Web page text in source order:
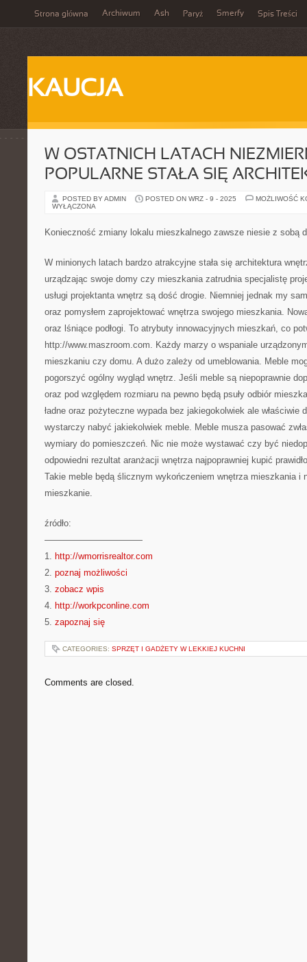
Strona główna Archiwum Ash Paryż Smerfy Spis Treści
KAUCJA
W OSTATNICH LATACH
POPULARNE STAŁA SIĘ
POSTED BY ADMIN POSTED ON WRZ - 9 - 2025
MOŻLIWOŚĆ
WYŁĄCZONA
Konieczność zmiany lokalu mieszkalnego zawsze niesie z sobą
W minionych latach bardzo atrakcyjne stała się architektura
urządzając swoje domy czy mieszkania zatrudnia specjalistę
usługi projektanta wnętrz są dość drogie. Niemniej jednak my
oraz pomysłem zaprojektować wnętrza swojego mieszkania.
oraz lśniące podłogi. To atrybuty innowacyjnych mieszkań, co
http://www.maszroom.com. Każdy marzy o wspaniale
mieszkaniu czy domu. A dużo zależy od umeblowania. Meble
pogorszyć ogólny wygląd wnętrz. Jeśli meble są niepoprawnie
oraz pod względem rozmiaru na pewno będą psuły odbiór
ładne oraz pożyteczne wypada bez jakiegokolwiek ale właściwie
wystarczy nabyć jakiekolwiek meble. Meble musza pasować
wymiary do pomieszczeń. Nic nie może wystawać czy być
odpowiedni rezultat aranżacji wnętrza najpoprawniej kupić
Takie meble będą ślicznym wykończeniem wnętrza mieszkania i
mieszkanie.
źródło:
———————————
1. http://wmorrisrealtor.com
2. poznaj możliwości
3. zobacz wpis
4. http://workpconline.com
5. zapoznaj się
CATEGORIES: SPRZĘT I GADŻETY W LEKKIEJ KUCHNI
Comments are closed.